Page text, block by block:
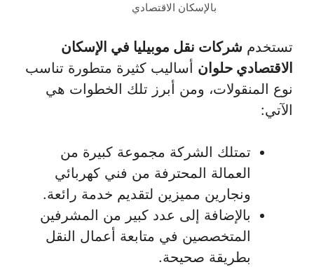
بالإسكان الاقتصادي
تستخدم شركات نقل موبيليا في الإسكان
الاقتصادي حلوان أساليب كثيرة متطورة تناسب
نوع المنقولات، ومن أبرز تلك الخطوات هي
الآتي:
تمتلك الشركة مجموعة كبيرة من
العمالة المحترفة من فني كهربائي
ونجارين مميزين لتقديم خدمة رائعة.
بالإضافة إلى عدد كبير من المشرفين
المتخصصين في متابعة أعمال النقل
بطريقة صحيحة.